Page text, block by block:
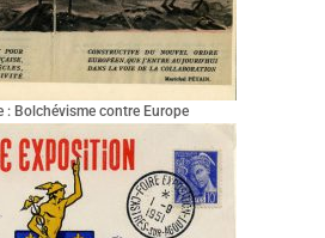
: Bolchévisme contre Europe